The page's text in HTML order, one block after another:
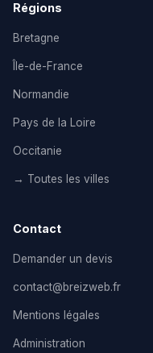
Régions
Bretagne
Île-de-France
Normandie
Pays de la Loire
Occitanie
→ Toutes les villes
Contact
Demander un devis
contact@breizweb.fr
Mentions légales
Administration